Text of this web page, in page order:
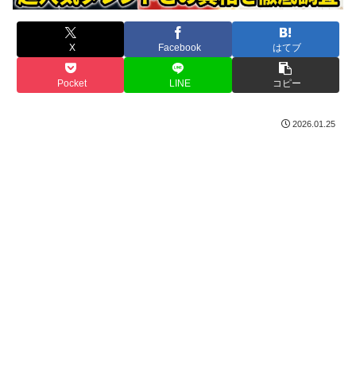
X Facebook はてブ
Pocket LINE コピー
2026.01.25